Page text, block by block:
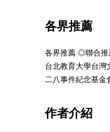
各界推薦
各界推薦 ◎聯合推
台北教育大學台灣
二八事件紀念基金
作者介紹